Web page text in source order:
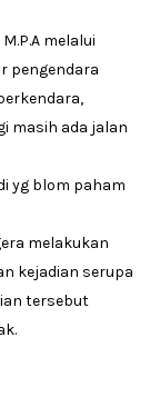
melalui
pengendara
masih ada jalan
yg blom paham
melakukan
kejadian serupa
tersebut